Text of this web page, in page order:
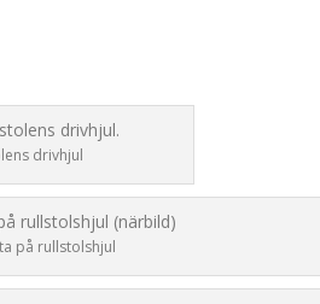
drivhjul
på rullstolshjul